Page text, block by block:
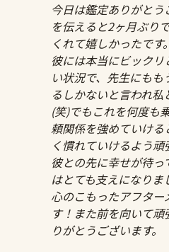
今日は鑑定ありがと
を伝えると2ヶ月ぶり
くれて嬉しかったです。
彼には本当にビック
い状況で、先生にも
るしかないと言われ
(笑)でもこれを何度も
頼関係を強めていけ
く慣れていけるよう頑
彼との先に幸せが待
はとても支えになり
心のこもったアフター
す！また前を向いて
りがとうございます。